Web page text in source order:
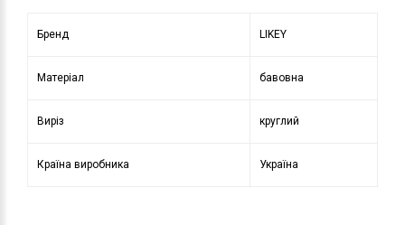
Бренд LIKEY
Матеріал бавовна
Виріз круглий
Країна виробника Україна